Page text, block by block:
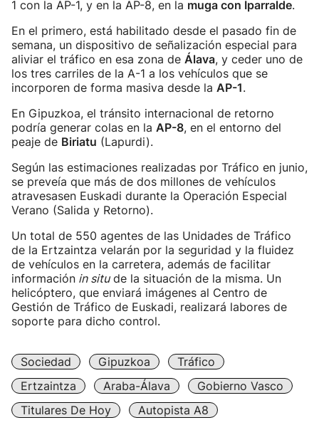
1 con la AP-1, y en la AP-8, en la muga con Iparralde.
En el primero, está habilitado desde el pasado fin de
semana, un dispositivo de señalización especial para
aliviar el tráfico en esa zona de Álava, y ceder uno de
los tres carriles de la A-1 a los vehículos que se
incorporen de forma masiva desde la AP-1.
En Gipuzkoa, el tránsito internacional de retorno
podría generar colas en la AP-8, en el entorno del
peaje de Biriatu (Lapurdi).
Según las estimaciones realizadas por Tráfico en junio,
se preveía que más de dos millones de vehículos
atravesasen Euskadi durante la Operación Especial
Verano (Salida y Retorno).
Un total de 550 agentes de las Unidades de Tráfico
de la Ertzaintza velarán por la seguridad y la fluidez
de vehículos en la carretera, además de facilitar
información in situde la situación de la misma. Un
helicóptero, que enviará imágenes al Centro de
Gestión de Tráfico de Euskadi, realizará labores de
soporte para dicho control.
Sociedad Gipuzkoa
Tráfico
Ertzaintza
Araba-Álava
Gobierno Vasco
Titulares De Hoy
Autopista A8